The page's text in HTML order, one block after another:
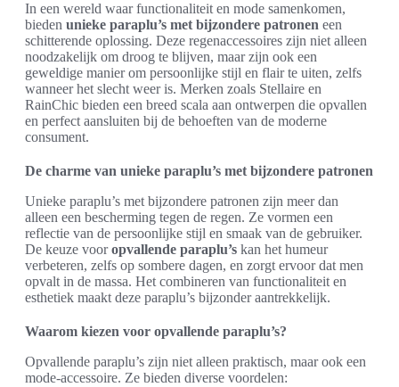
In een wereld waar functionaliteit en mode samenkomen,
bieden unieke paraplu’s met bijzondere patronen een
schitterende oplossing. Deze regenaccessoires zijn niet alleen
noodzakelijk om droog te blijven, maar zijn ook een
geweldige manier om persoonlijke stijl en flair te uiten, zelfs
wanneer het slecht weer is. Merken zoals Stellaire en
RainChic bieden een breed scala aan ontwerpen die opvallen
en perfect aansluiten bij de behoeften van de moderne
consument.
De charme van unieke paraplu’s met bijzondere patronen
Unieke paraplu’s met bijzondere patronen zijn meer dan
alleen een bescherming tegen de regen. Ze vormen een
reflectie van de persoonlijke stijl en smaak van de gebruiker.
De keuze vooropvallende paraplu’s kan het humeur
verbeteren, zelfs op sombere dagen, en zorgt ervoor dat men
opvalt in de massa. Het combineren van functionaliteit en
esthetiek maakt deze paraplu’s bijzonder aantrekkelijk.
Waarom kiezen voor opvallende paraplu’s?
Opvallende paraplu’s zijn niet alleen praktisch, maar ook een
mode-accessoire. Ze bieden diverse voordelen: